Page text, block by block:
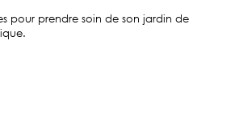
pour prendre soin de son jardin de